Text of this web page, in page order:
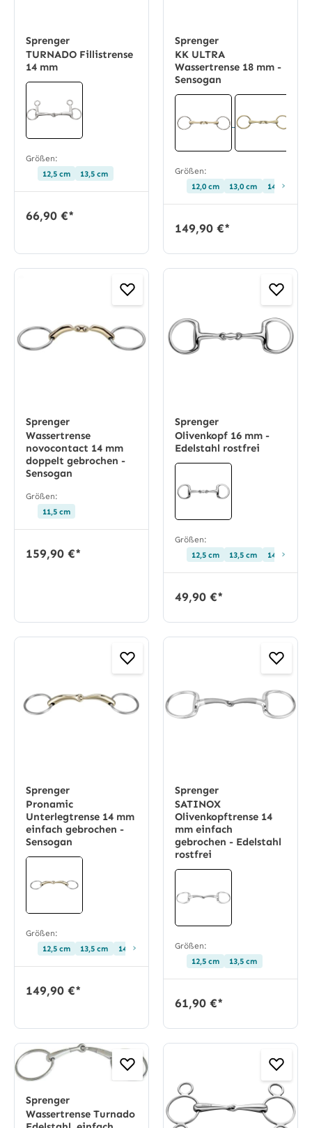
Sprenger
TURNADO Fillistrense
14 mm
Größen:
12,5 cm
13,5 cm
66,90 €*
Sprenger
KK ULTRA
Wassertrense 18 mm -
Sensogan
Größen:
12,0 cm
13,0 cm 14,0 cm
›
149,90 €*
Sprenger
Wassertrense
novocontact 14 mm
doppelt gebrochen -
Sensogan
Größen:
11,5 cm
159,90 €*
Sprenger
Olivenkopf 16 mm -
Edelstahl rostfrei
Größen:
12,5 cm
13,5 cm 14,5 cm
›
49,90 €*
Sprenger
Pronamic
Unterlegtrense 14 mm
einfach gebrochen -
Sensogan
Größen:
12,5 cm
13,5 cm 14,5 cm
›
149,90 €*
Sprenger
SATINOX
Olivenkopftrense 14
mm einfach
gebrochen - Edelstahl
rostfrei
Größen:
12,5 cm
13,5 cm
61,90 €*
Sprenger
Wassertrense Turnado